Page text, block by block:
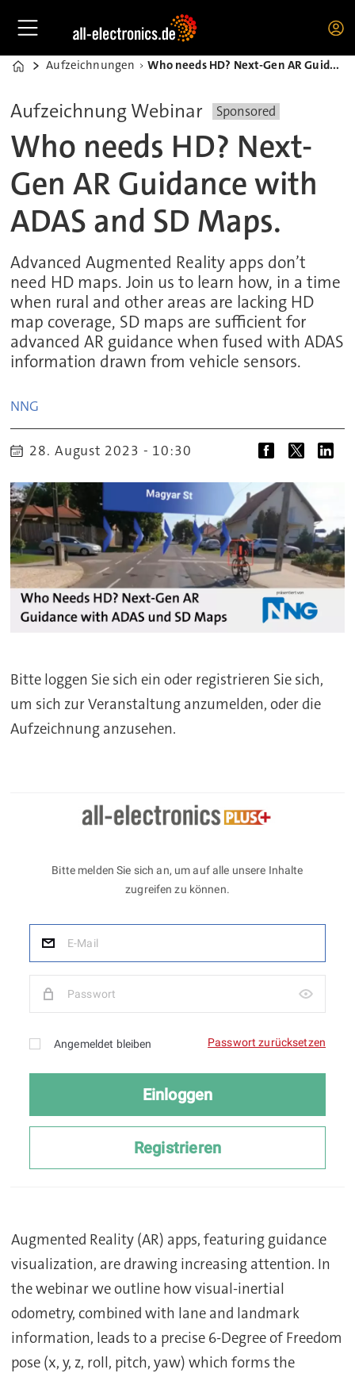
Home
Aufzeichnungen Who needs HD? Next-Gen AR Guidance with ADAS and SD Maps.
Aufzeichnung Webinar Sponsored
Who needs HD? Next-
Gen AR Guidance with
ADAS and SD Maps.
Advanced Augmented Reality apps don’t
need HD maps. Join us to learn how, in a time
when rural and other areas are lacking HD
map coverage, SD maps are sufficient for
advanced AR guidance when fused with ADAS
information drawn from vehicle sensors.
NNG
28. August 2023 - 10:30
Bitte loggen Sie sich ein oder registrieren Sie sich,
um sich zur Veranstaltung anzumelden, oder die
Aufzeichnung anzusehen.
Augmented Reality (AR) apps, featuring guidance
visualization, are drawing increasing attention. In
the webinar we outline how visual-inertial
odometry, combined with lane and landmark
information, leads to a precise 6-Degree of Freedom
pose (x, y, z, roll, pitch, yaw) which forms the